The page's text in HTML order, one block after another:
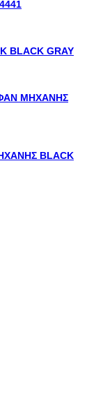
BLACK GRAY
ΜΗΧΑΝΗΣ
BLACK